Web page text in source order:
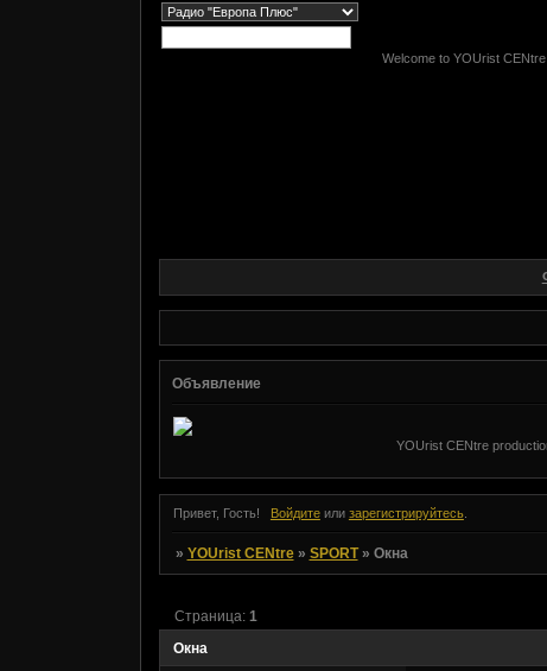
Welcome to YOUrist CENtre
Объявление
YOUrist CENtre
Привет, Гость! Войдитеили зарегистрируйтесь.
» YOUrist CENtre » SPORT » Окна
Окна
Страница: 1